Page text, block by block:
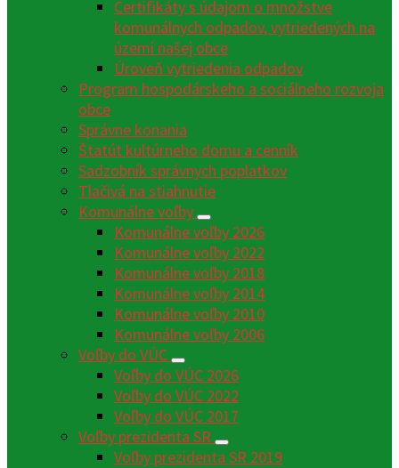
Certifikáty s údajom o množstve
komunálnych odpadov, vytriedených na
území našej obce
Úroveň vytriedenia odpadov
Program hospodárskeho a sociálneho rozvoja
obce
Správne konania
Štatút kultúrneho domu a cenník
Sadzobník správnych poplatkov
Tlačivá na stiahnutie
Komunálne voľby
Komunálne voľby 2026
Komunálne voľby 2022
Komunálne voľby 2018
Komunálne voľby 2014
Komunálne voľby 2010
Komunálne voľby 2006
Voľby do VÚC
Voľby do VÚC 2026
Voľby do VÚC 2022
Voľby do VÚC 2017
Voľby prezidenta SR
Voľby prezidenta SR 2019